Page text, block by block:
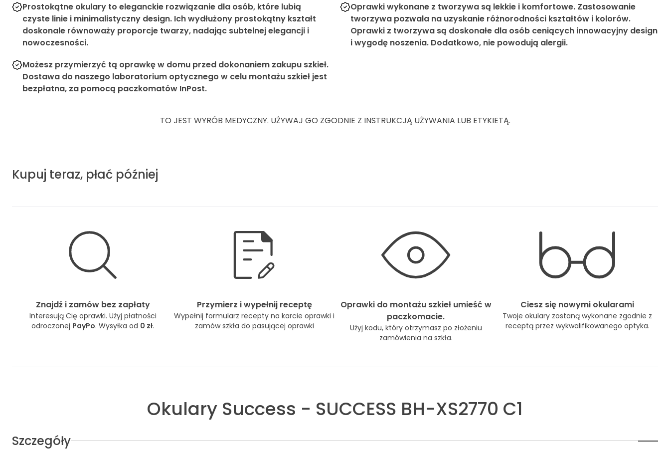
Prostokątne okulary to eleganckie rozwiązanie dla osób, które lubią
czyste linie i minimalistyczny design. Ich wydłużony prostokątny kształt
doskonale równoważy proporcje twarzy, nadając subtelnej elegancji i
nowoczesności.
Oprawki wykonane z tworzywa są lekkie i komfortowe. Zastosowanie
tworzywa pozwala na uzyskanie różnorodności kształtów i kolorów.
Oprawki z tworzywa są doskonałe dla osób ceniących innowacyjny design
i wygodę noszenia. Dodatkowo, nie powodują alergii.
Możesz przymierzyć tą oprawkę w domu przed dokonaniem zakupu szkieł.
Dostawa do naszego laboratorium optycznego w celu montażu szkieł jest
bezpłatna, za pomocą paczkomatów InPost.
TO JEST WYRÓB MEDYCZNY. UŻYWAJ GO ZGODNIE Z INSTRUKCJĄ UŻYWANIA LUB ETYKIETĄ.
Kupuj teraz, płać później
Znajdź i zamów bez zapłaty
Interesują Cię oprawki. Użyj płatności
odroczonej PayPo. Wysyłka od 0 zł.
Przymierz i wypełnij receptę
Wypełnij formularz recepty na karcie oprawki i
zamów szkła do pasującej oprawki
Oprawki do montażu szkieł umieść w
paczkomacie.
Użyj kodu, który otrzymasz po złożeniu
zamówienia na szkła.
Ciesz się nowymi okularami
Twoje okulary zostaną wykonane zgodnie z
receptą przez wykwalifikowanego optyka.
Okulary Success - SUCCESS BH-XS2770 C1
Szczegóły